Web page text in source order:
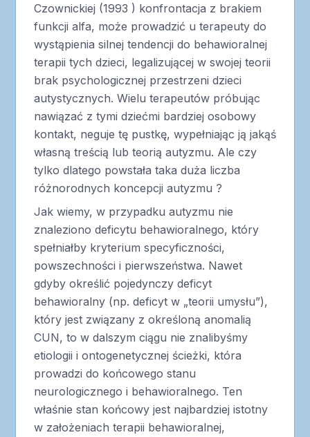
Czownickiej (1993 ) konfrontacja z brakiem
funkcji alfa, może prowadzić u terapeuty do
wystąpienia silnej tendencji do behawioralnej
terapii tych dzieci, legalizującej w swojej teorii
brak psychologicznej przestrzeni dzieci
autystycznych. Wielu terapeutów próbując
nawiązać z tymi dziećmi bardziej osobowy
kontakt, neguje tę pustkę, wypełniając ją jakąś
własną treścią lub teorią autyzmu. Ale czy
tylko dlatego powstała taka duża liczba
różnorodnych koncepcji autyzmu ?
Jak wiemy, w przypadku autyzmu nie
znaleziono deficytu behawioralnego, który
spełniałby kryterium specyficzności,
powszechności i pierwszeństwa. Nawet
gdyby określić pojedynczy deficyt
behawioralny (np. deficyt w „teorii umysłu”),
który jest związany z określoną anomalią
CUN, to w dalszym ciągu nie znalibyśmy
etiologii i ontogenetycznej ścieżki, która
prowadzi do końcowego stanu
neurologicznego i behawioralnego. Ten
właśnie stan końcowy jest najbardziej istotny
w założeniach terapii behawioralnej,